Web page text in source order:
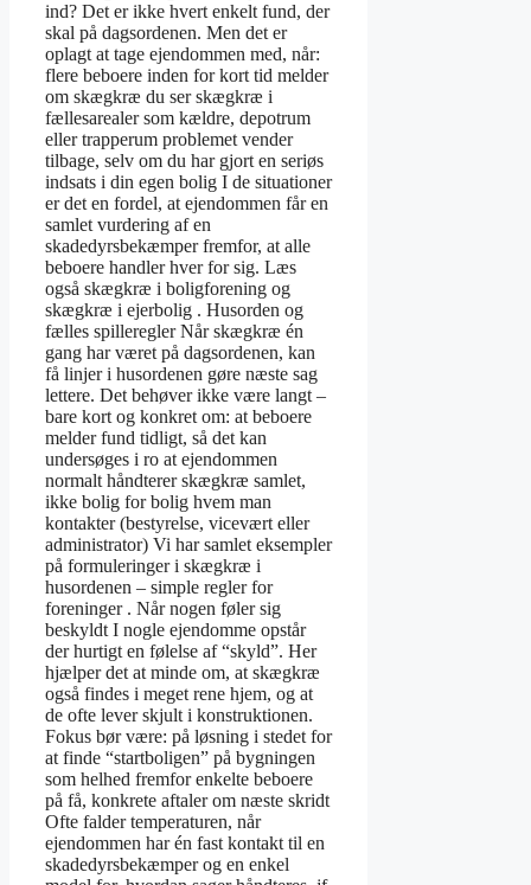
ind? Det er ikke hvert enkelt fund, der
skal på dagsordenen. Men det er
oplagt at tage ejendommen med, når:
flere beboere inden for kort tid melder
om skægkræ du ser skægkræ i
fællesarealer som kældre, depotrum
eller trapperum problemet vender
tilbage, selv om du har gjort en seriøs
indsats i din egen bolig I de situationer
er det en fordel, at ejendommen får en
samlet vurdering af en
skadedyrsbekæmper fremfor, at alle
beboere handler hver for sig. Læs
også skægkræ i boligforening og
skægkræ i ejerbolig . Husorden og
fælles spilleregler Når skægkræ én
gang har været på dagsordenen, kan
få linjer i husordenen gøre næste sag
lettere. Det behøver ikke være langt –
bare kort og konkret om: at beboere
melder fund tidligt, så det kan
undersøges i ro at ejendommen
normalt håndterer skægkræ samlet,
ikke bolig for bolig hvem man
kontakter (bestyrelse, vicevært eller
administrator) Vi har samlet eksempler
på formuleringer i skægkræ i
husordenen – simple regler for
foreninger . Når nogen føler sig
beskyldt I nogle ejendomme opstår
der hurtigt en følelse af “skyld”. Her
hjælper det at minde om, at skægkræ
også findes i meget rene hjem, og at
de ofte lever skjult i konstruktionen.
Fokus bør være: på løsning i stedet for
at finde “startboligen” på bygningen
som helhed fremfor enkelte beboere
på få, konkrete aftaler om næste skridt
Ofte falder temperaturen, når
ejendommen har én fast kontakt til en
skadedyrsbekæmper og en enkel